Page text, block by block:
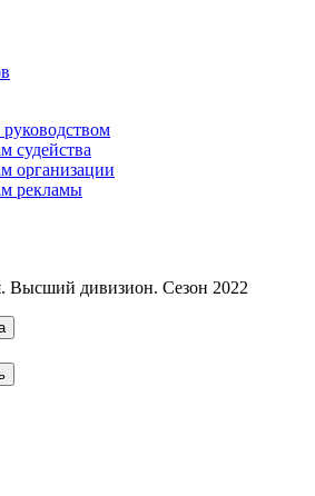
руководством
судейства
организации
рекламы
Высший дивизион. Сезон 2022